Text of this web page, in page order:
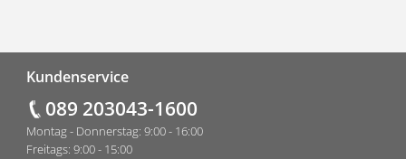
Kundenservice
089 203043-1600
Montag - Donnerstag: 9:00 - 16:00
Freitags: 9:00 - 15:00